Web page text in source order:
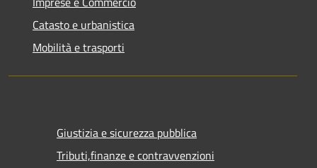
Catasto e urbanistica
Mobilità e trasporti
Giustizia e sicurezza pubblica
Tributi,finanze e contravvenzioni